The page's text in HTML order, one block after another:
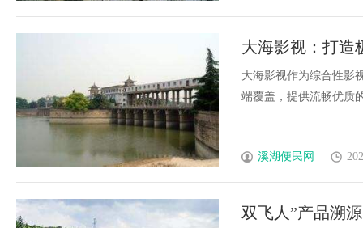
大海影视：打造
大海影视作为综合性影
端覆盖，提供流畅优质
溪湖便民网
双飞人”产品溯